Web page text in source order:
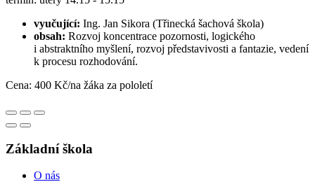
vyučující: Ing. Jan Sikora (Třinecká šachová škola)
obsah: Rozvoj koncentrace pozornosti, logického
i abstraktního myšlení, rozvoj představivosti a fantazie, vedení
k procesu rozhodování.
Cena: 400 Kč/na žáka za pololetí
Základní škola
O nás